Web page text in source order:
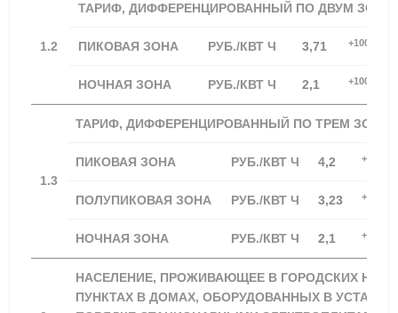
1.2
ТАРИФ, ДИФФЕРЕНЦИРОВАННЫЙ ПО ДВУМ
ПИКОВАЯ ЗОНА РУБ./КВТ Ч 3,71 +100,00%
НОЧНАЯ ЗОНА РУБ./КВТ Ч 2,1 +100,00%
1.3
ТАРИФ, ДИФФЕРЕНЦИРОВАННЫЙ ПО ТРЕМ
ПИКОВАЯ ЗОНА РУБ./КВТ Ч 4,2
ПОЛУПИКОВАЯ ЗОНА РУБ./КВТ Ч 3,23
НОЧНАЯ ЗОНА РУБ./КВТ Ч 2,1
НАСЕЛЕНИЕ, ПРОЖИВАЮЩЕЕ В ГОРОДСКИХ
ПУНКТАХ В ДОМАХ, ОБОРУДОВАННЫХ В